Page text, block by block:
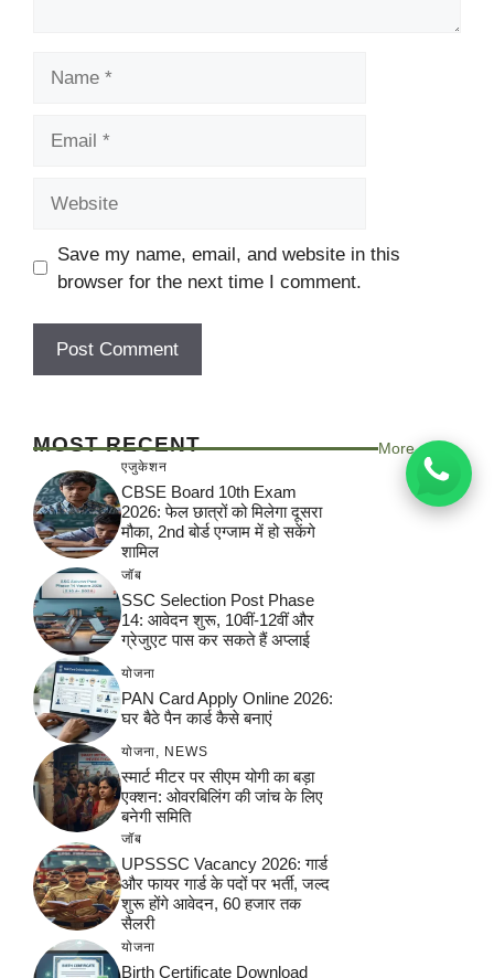
Save my name, email, and website in this
browser for the next time I comment.
MOST RECENT More
एजुकेशन
CBSE Board 10th Exam
2026: फेल छात्रों को मिलेगा दूसरा
मौका, 2nd बोर्ड एग्जाम में हो सकेंगे
शामिल
जॉब
SSC Selection Post Phase
14: आवेदन शुरू, 10वीं-12वीं और
ग्रेजुएट पास कर सकते हैं अप्लाई
योजना
PAN Card Apply Online 2026:
घर बैठे पैन कार्ड कैसे बनाएं
योजना, NEWS
स्मार्ट मीटर पर सीएम योगी का बड़ा
एक्शन: ओवरबिलिंग की जांच के लिए
बनेगी समिति
जॉब
UPSSSC Vacancy 2026: गार्ड
और फायर गार्ड के पदों पर भर्ती, जल्द
शुरू होंगे आवेदन, 60 हजार तक
सैलरी
योजना
Birth Certificate Download